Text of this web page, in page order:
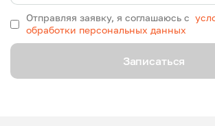
Записаться
Отправляя заявку, я соглашаюсь с
обработки персональных данных